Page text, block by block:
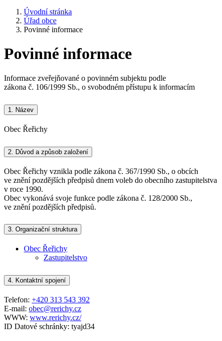
Úvodní stránka
Úřad obce
Povinné informace
Povinné informace
Informace zveřejňované o povinném subjektu podle
zákona č. 106/1999 Sb., o svobodném přístupu k informacím
1. Název
Obec Řeřichy
2. Důvod a způsob založení
Obec Řeřichy vznikla podle zákona č. 367/1990 Sb., o obcích
ve znění pozdějších předpisů dnem voleb do obecního zastupitelstva
v roce 1990.
Obec vykonává svoje funkce podle zákona č. 128/2000 Sb.,
ve znění pozdějších předpisů.
3. Organizační struktura
Obec Řeřichy
Zastupitelstvo
4. Kontaktní spojení
Telefon: +420 313 543 392
E-mail: obec@rerichy.cz
WWW: www.rerichy.cz/
ID Datové schránky: tyajd34